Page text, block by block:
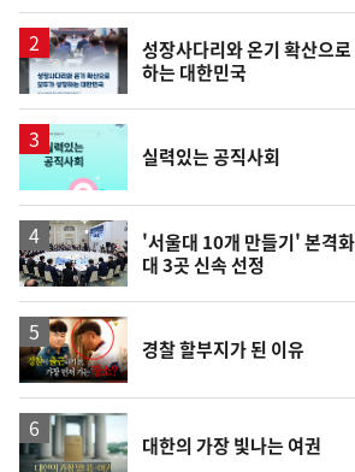
성장사다리와 온기 확산으
하는 대한민국
실력있는 공직사회
'서울대 10개 만들기' 본격
대 3곳 신속 선정
영
상
경찰 할부지가 된 이유
영
상
대한의 가장 빛나는 여권